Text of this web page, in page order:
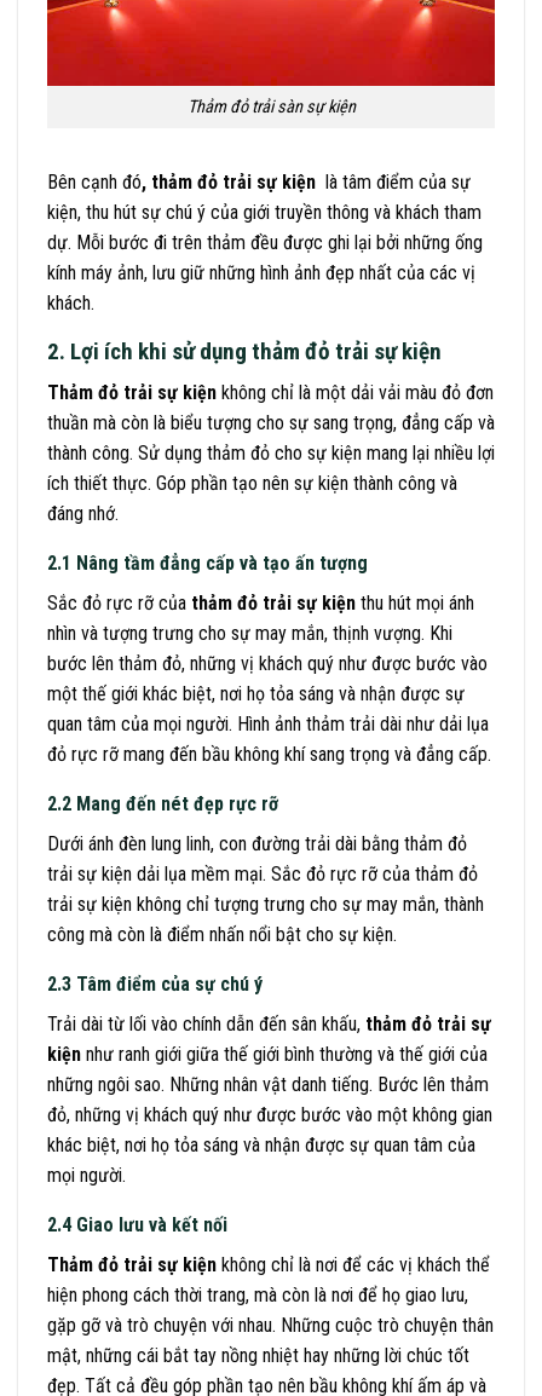
Thảm đỏ trải sàn sự kiện
Bên cạnh đó, thảm đỏ trải sự kiện là tâm điểm của sự
kiện, thu hút sự chú ý của giới truyền thông và khách tham
dự. Mỗi bước đi trên thảm đều được ghi lại bởi những ống
kính máy ảnh, lưu giữ những hình ảnh đẹp nhất của các vị
khách.
2. Lợi ích khi sử dụng thảm đỏ trải sự kiện
Thảm đỏ trải sự kiện không chỉ là một dải vải màu đỏ đơn
thuần mà còn là biểu tượng cho sự sang trọng, đẳng cấp và
thành công. Sử dụng thảm đỏ cho sự kiện mang lại nhiều lợi
ích thiết thực. Góp phần tạo nên sự kiện thành công và
đáng nhớ.
2.1 Nâng tầm đẳng cấp và tạo ấn tượng
Sắc đỏ rực rỡ của thảm đỏ trải sự kiện thu hút mọi ánh
nhìn và tượng trưng cho sự may mắn, thịnh vượng. Khi
bước lên thảm đỏ, những vị khách quý như được bước vào
một thế giới khác biệt, nơi họ tỏa sáng và nhận được sự
quan tâm của mọi người. Hình ảnh thảm trải dài như dải lụa
đỏ rực rỡ mang đến bầu không khí sang trọng và đẳng cấp.
2.2 Mang đến nét đẹp rực rỡ
Dưới ánh đèn lung linh, con đường trải dài bằng thảm đỏ
trải sự kiện dải lụa mềm mại. Sắc đỏ rực rỡ của thảm đỏ
trải sự kiện không chỉ tượng trưng cho sự may mắn, thành
công mà còn là điểm nhấn nổi bật cho sự kiện.
2.3 Tâm điểm của sự chú ý
Trải dài từ lối vào chính dẫn đến sân khấu, thảm đỏ trải sự
kiện như ranh giới giữa thế giới bình thường và thế giới của
những ngôi sao. Những nhân vật danh tiếng. Bước lên thảm
đỏ, những vị khách quý như được bước vào một không gian
khác biệt, nơi họ tỏa sáng và nhận được sự quan tâm của
mọi người.
2.4 Giao lưu và kết nối
Thảm đỏ trải sự kiện không chỉ là nơi để các vị khách thể
hiện phong cách thời trang, mà còn là nơi để họ giao lưu,
gặp gỡ và trò chuyện với nhau. Những cuộc trò chuyện thân
mật, những cái bắt tay nồng nhiệt hay những lời chúc tốt
đẹp. Tất cả đều góp phần tạo nên bầu không khí ấm áp và